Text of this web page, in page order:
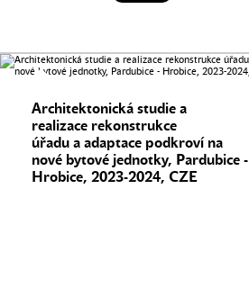
Architektonická studie a
realizace rekonstrukce
úřadu a adaptace podkroví na
nové bytové jednotky, Pardubice -
Hrobice, 2023-2024, CZE